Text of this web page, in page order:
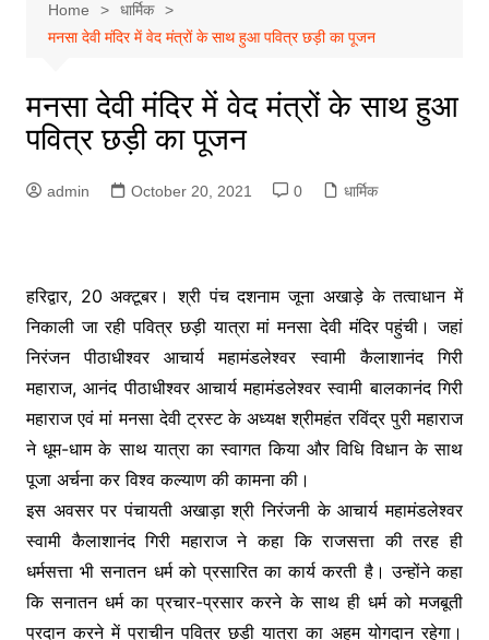
Home
धार्मिक
मनसा देवी मंदिर में वेद मंत्रों के साथ हुआ पवित्र छड़ी का पूजन
मनसा देवी मंदिर में वेद मंत्रों के साथ हुआ
पवित्र छड़ी का पूजन
admin October 20, 2021 0 धार्मिक
हरिद्वार, 20 अक्टूबर। श्री पंच दशनाम जूना अखाड़े के तत्वाधान में
निकाली जा रही पवित्र छड़ी यात्रा मां मनसा देवी मंदिर पहुंची। जहां
निरंजन पीठाधीश्वर आचार्य महामंडलेश्वर स्वामी कैलाशानंद गिरी
महाराज, आनंद पीठाधीश्वर आचार्य महामंडलेश्वर स्वामी बालकानंद गिरी
महाराज एवं मां मनसा देवी ट्रस्ट के अध्यक्ष श्रीमहंत रविंद्र पुरी महाराज
ने धूम-धाम के साथ यात्रा का स्वागत किया और विधि विधान के साथ
पूजा अर्चना कर विश्व कल्याण की कामना की।
इस अवसर पर पंचायती अखाड़ा श्री निरंजनी के आचार्य महामंडलेश्वर
स्वामी कैलाशानंद गिरी महाराज ने कहा कि राजसत्ता की तरह ही
धर्मसत्ता भी सनातन धर्म को प्रसारित का कार्य करती है। उन्होंने कहा
कि सनातन धर्म का प्रचार-प्रसार करने के साथ ही धर्म को मजबूती
प्रदान करने में प्राचीन पवित्र छड़ी यात्रा का अहम योगदान रहेगा।